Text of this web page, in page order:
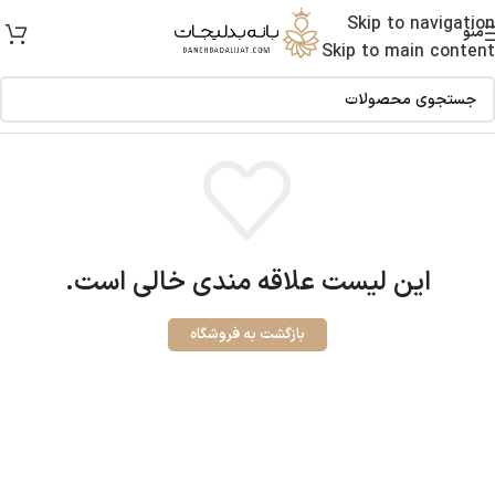
Skip to navigation
Skip to main content
منو
این لیست علاقه مندی خالی است.
بازگشت به فروشگاه